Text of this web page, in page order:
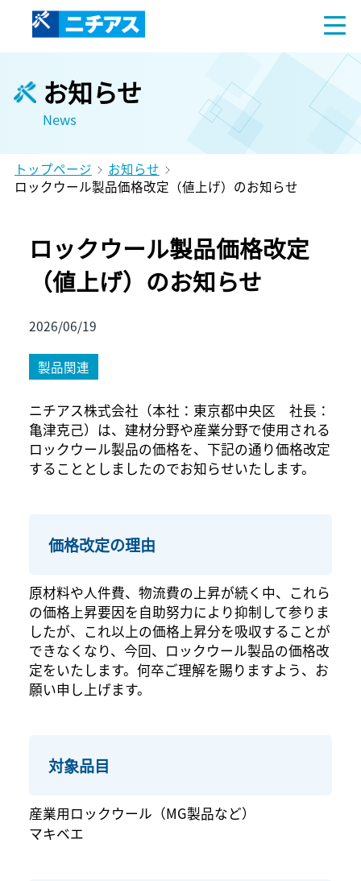
お知らせ
News
トップページ
お知らせ
ロックウール製品価格改定（値上げ）のお知らせ
ロックウール製品価格改定
（値上げ）のお知らせ
2026/06/19
製品関連
ニチアス株式会社（本社：東京都中央区 社長：
亀津克己）は、建材分野や産業分野で使用される
ロックウール製品の価格を、下記の通り価格改定
することとしましたのでお知らせいたします。
価格改定の理由
原材料や人件費、物流費の上昇が続く中、これら
の価格上昇要因を自助努力により抑制して参りま
したが、これ以上の価格上昇分を吸収することが
できなくなり、今回、ロックウール製品の価格改
定をいたします。何卒ご理解を賜りますよう、お
願い申し上げます。
対象品目
産業用ロックウール（MG製品など）
マキベエ